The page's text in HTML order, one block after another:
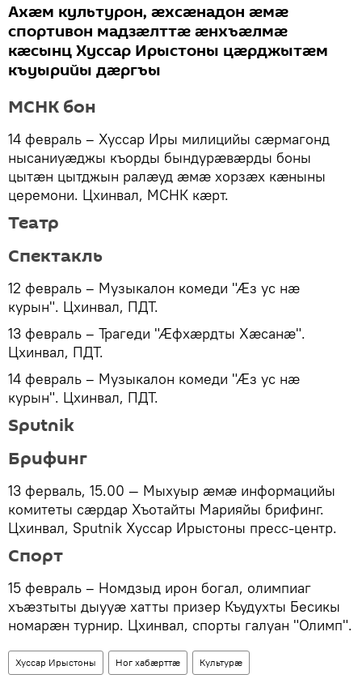
Ахӕм культурон, æхсæнадон æмæ
спортивон мадзӕлттӕ ӕнхъӕлмӕ
кӕсынц Хуссар Ирыстоны цӕрджытӕм
къуырийы дӕргъы
МСНК бон
14 февраль – Хуссар Иры милицийы сæрмагонд
нысаниуæджы къорды бындурæвæрды боны
цытæн цытджын ралæуд æмæ хорзæх кæныны
церемони. Цхинвал, МСНК кæрт.
Театр
Спектакль
12 февраль – Музыкалон комеди "Ӕз ус нæ
курын". Цхинвал, ПДТ.
13 февраль – Трагеди "Ӕфхæрдты Хæсанæ".
Цхинвал, ПДТ.
14 февраль – Музыкалон комеди "Ӕз ус нæ
курын". Цхинвал, ПДТ.
Sputnik
Брифинг
13 ферваль, 15.00 — Мыхуыр æмæ информацийы
комитеты сæрдар Хъотайты Марияйы брифинг.
Цхинвал, Sputnik Хуссар Ирыстоны пресс-центр.
Спорт
15 февраль – Номдзыд ирон богал, олимпиаг
хъæзтыты дыууæ хатты призер Къудухты Бесикы
номарæн турнир. Цхинвал, спорты галуан "Олимп".
Хуссар Ирыстоны Ног хабӕрттӕ Культурӕ